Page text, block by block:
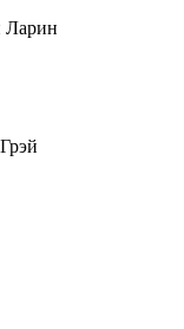
Ларин